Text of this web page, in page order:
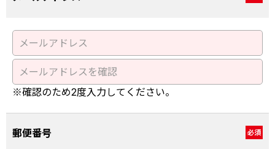
※確認のため2度入力してください。
郵便番号 必須